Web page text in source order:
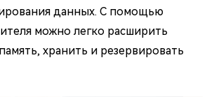
данных. С помощью
можно легко расширить
хранить и резервировать